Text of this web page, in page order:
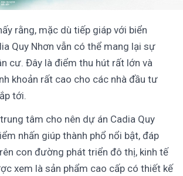
rằng, mặc dù tiếp giáp với biển
Quy Nhơn vẫn có thể mang lại sự
cư. Đây là điểm thu hút rất lớn và
khoản rất cao cho các nhà đầu tư
tới.
tâm cho nên dự án Cadia Quy
nhấn giúp thành phổ nổi bật, đáp
con đường phát triển đô thị, kinh tế
xem là sản phẩm cao cấp có thiết kế